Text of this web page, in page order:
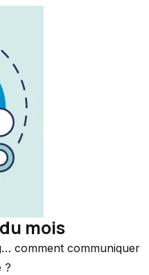
mois
comment communiquer
?